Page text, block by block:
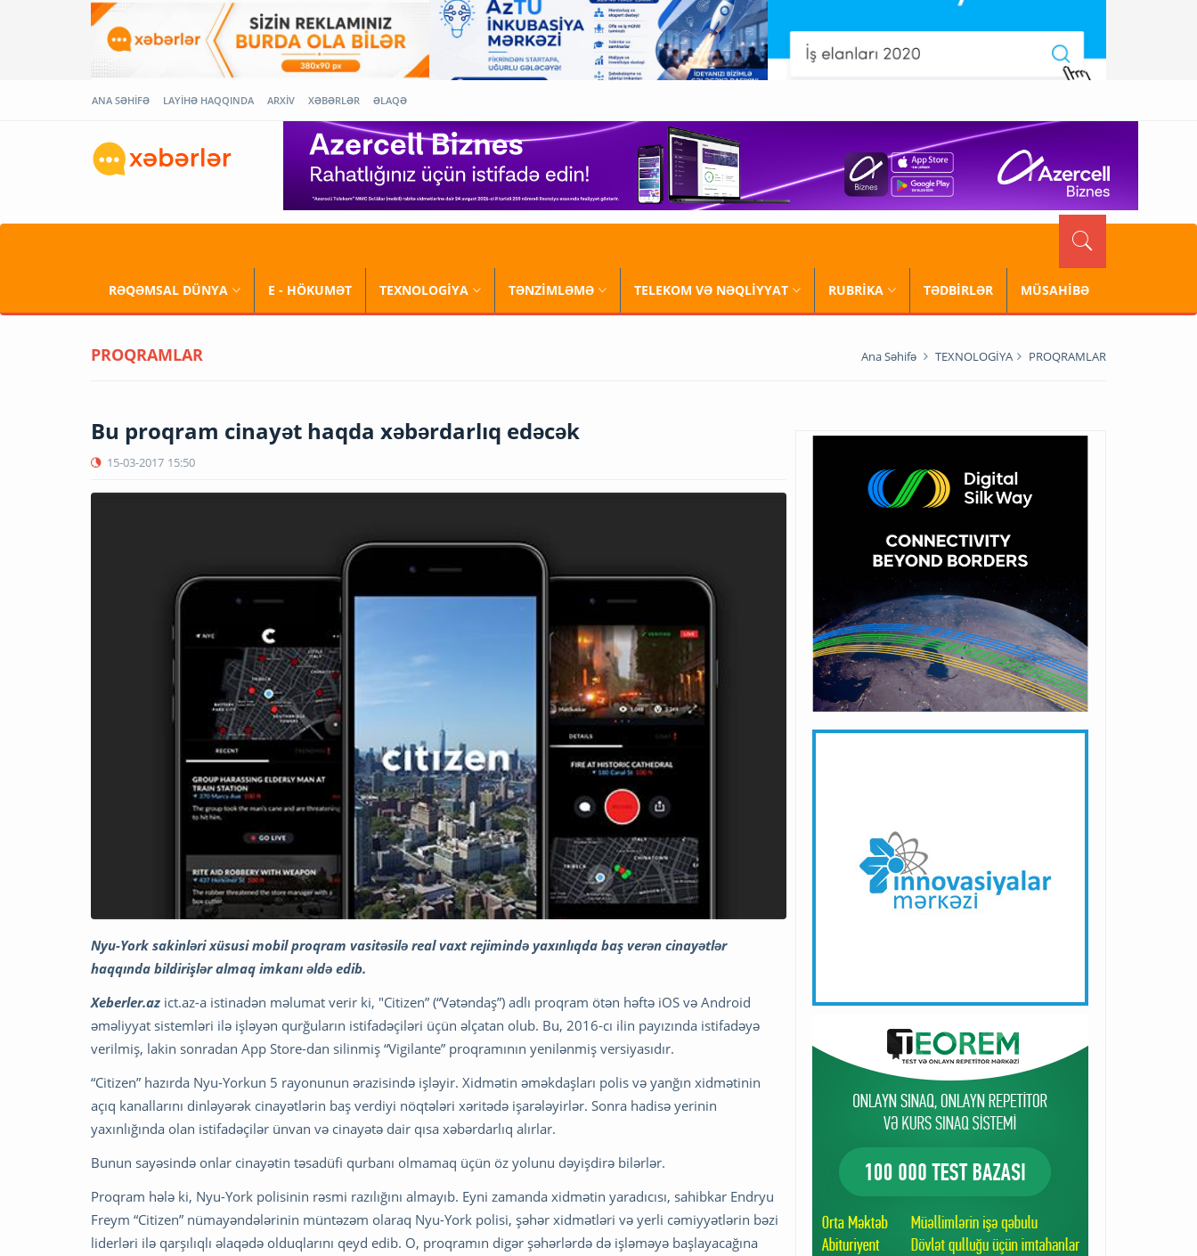
ANA SƏHİFƏ LAYİHƏ HAQQINDA ARXİV XƏBƏRLƏR ƏLAQƏ
RƏQƏMSAL DÜNYA E - HÖKUMƏT TEXNOLOGİYA TƏNZİMLƏMƏ TELEKOM VƏ NƏQLİYYAT RUBRİKA TƏDBİRLƏR MÜSAHİBƏ
PROQRAMLAR Ana Səhifə TEXNOLOGİYA PROQRAMLAR
Bu proqram cinayət haqda xəbərdarlıq edəcək
15-03-2017 15:50
Nyu-York sakinləri xüsusi mobil proqram vasitəsilə real vaxt rejimində yaxınlıqda baş verən cinayətlər
haqqında bildirişlər almaq imkanı əldə edib.
Xeberler.az ict.az-a istinadən məlumat verir ki, "Citizen” (“Vətəndaş”) adlı proqram ötən həftə iOS və Android
əməliyyat sistemləri ilə işləyən qurğuların istifadəçiləri üçün əlçatan olub. Bu, 2016-cı ilin payızında istifadəyə
verilmiş, lakin sonradan App Store-dan silinmiş “Vigilante” proqramının yenilənmiş versiyasıdır.
“Citizen” hazırda Nyu-Yorkun 5 rayonunun ərazisində işləyir. Xidmətin əməkdaşları polis və yanğın xidmətinin
açıq kanallarını dinləyərək cinayətlərin baş verdiyi nöqtələri xəritədə işarələyirlər. Sonra hadisə yerinin
yaxınlığında olan istifadəçilər ünvan və cinayətə dair qısa xəbərdarlıq alırlar.
Bunun sayəsində onlar cinayətin təsadüfi qurbanı olmamaq üçün öz yolunu dəyişdirə bilərlər.
Proqram hələ ki, Nyu-York polisinin rəsmi razılığını almayıb. Eyni zamanda xidmətin yaradıcısı, sahibkar Endryu
Freym “Citizen” nümayəndələrinin müntəzəm olaraq Nyu-York polisi, şəhər xidmətləri və yerli cəmiyyətlərin bəzi
liderləri ilə qarşılıqlı əlaqədə olduqlarını qeyd edib. O, proqramın digər şəhərlərdə də işləməyə başlayacağına